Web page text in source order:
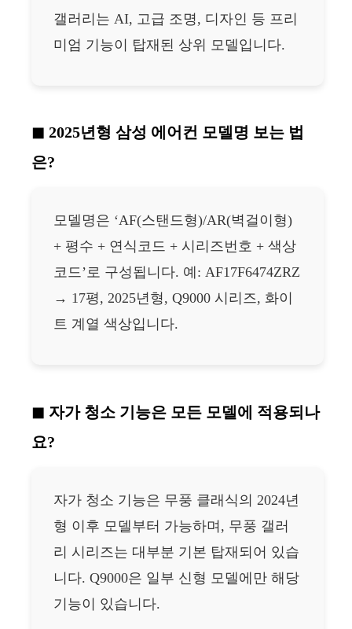
갤러리는 AI, 고급 조명, 디자인 등 프리
미엄 기능이 탑재된 상위 모델입니다.
2025년형 삼성 에어컨 모델명 보는 법
은?
모델명은 ‘AF(스탠드형)/AR(벽걸이형)
+ 평수 + 연식코드 + 시리즈번호 + 색상
코드’로 구성됩니다. 예: AF17F6474ZRZ
→ 17평, 2025년형, Q9000 시리즈, 화이
트 계열 색상입니다.
자가 청소 기능은 모든 모델에 적용되나
요?
자가 청소 기능은 무풍 클래식의 2024년
형 이후 모델부터 가능하며, 무풍 갤러
리 시리즈는 대부분 기본 탑재되어 있습
니다. Q9000은 일부 신형 모델에만 해당
기능이 있습니다.